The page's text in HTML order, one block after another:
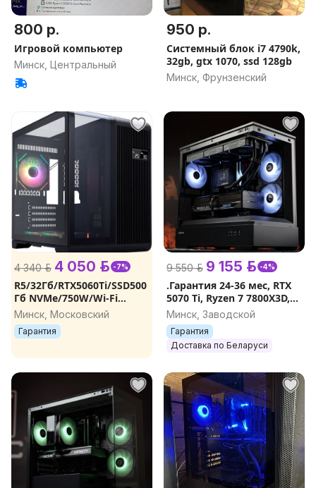
800 р.
Игровой компьютер
Минск, Центральный
950 р.
Системный блок i7 4790k,
32gb, gtx 1070, ssd 128gb
Минск, Фрунзенский
4 340 р. 4 050 р. -7%
R5/32Гб/RTX5060Ti/SSD500
Гб NVMe/750W/Wi-Fi
новый игровой
компьютер, игровой ПК,
компьютер для игр
Минск, Московский
Гарантия
9 550 р. 9 155 р. -4%
.Гарантия 24-36 мес, RTX
5070 Ti, Ryzen 7 7800Х3D,
B850M, 32Gb DDR5, 1Tb,
Игровой Компьютер
Минск, Заводской
Гарантия
Доставка по Беларуси